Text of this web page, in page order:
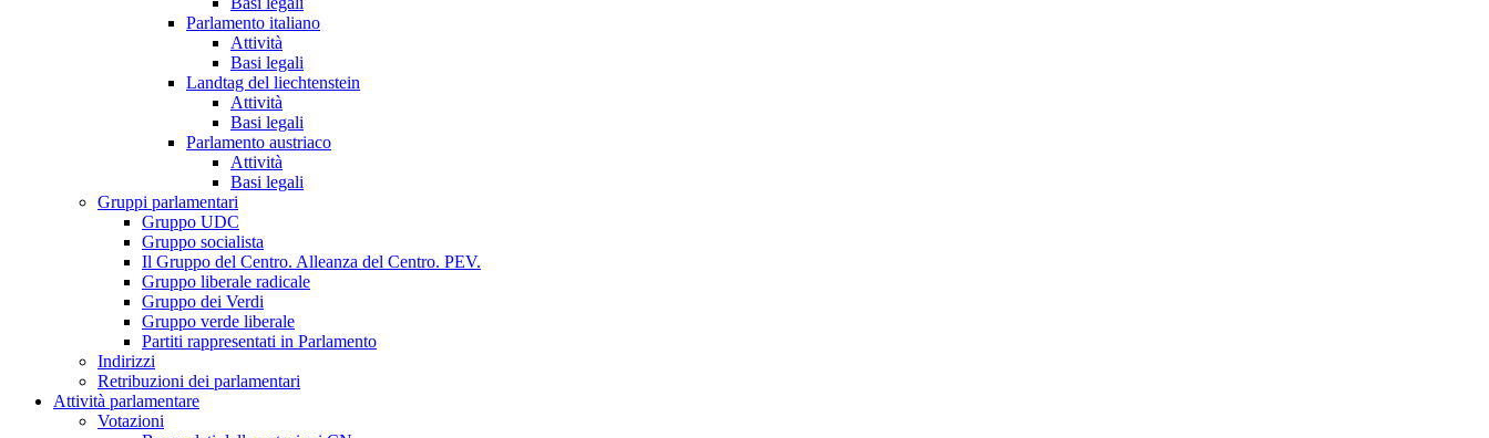
Parlamento italiano
Attività
Basi legali
Landtag del liechtenstein
Attività
Basi legali
Parlamento austriaco
Attività
Basi legali
Gruppi parlamentari
Gruppo UDC
Gruppo socialista
Il Gruppo del Centro. Alleanza del Centro. PEV.
Gruppo liberale radicale
Gruppo dei Verdi
Gruppo verde liberale
Partiti rappresentati in Parlamento
Indirizzi
Retribuzioni dei parlamentari
Attività parlamentare
Votazioni